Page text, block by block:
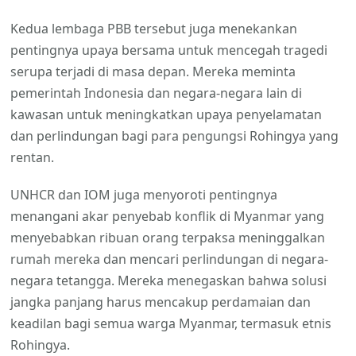
Kedua lembaga PBB tersebut juga menekankan
pentingnya upaya bersama untuk mencegah tragedi
serupa terjadi di masa depan. Mereka meminta
pemerintah Indonesia dan negara-negara lain di
kawasan untuk meningkatkan upaya penyelamatan
dan perlindungan bagi para pengungsi Rohingya yang
rentan.
UNHCR dan IOM juga menyoroti pentingnya
menangani akar penyebab konflik di Myanmar yang
menyebabkan ribuan orang terpaksa meninggalkan
rumah mereka dan mencari perlindungan di negara-
negara tetangga. Mereka menegaskan bahwa solusi
jangka panjang harus mencakup perdamaian dan
keadilan bagi semua warga Myanmar, termasuk etnis
Rohingya.